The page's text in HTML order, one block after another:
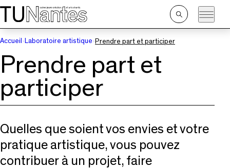
Passer directement à la navigation
Passer directement au contenu principal
Ouvrir
la
Accueil
Laboratoire artistique Prendre part et participer
Prendre part et
participer
Quelles que soient vos envies et votre
pratique artistique, vous pouvez
contribuer à un projet, faire